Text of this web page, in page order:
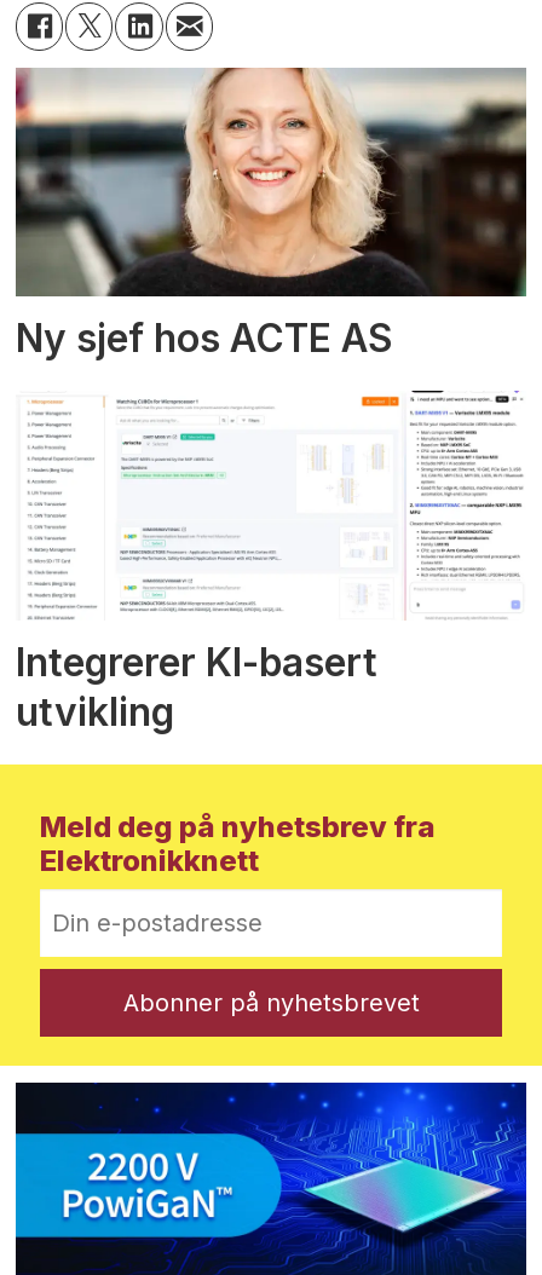
Ny sjef hos ACTE AS
Integrerer KI-basert
utvikling
Meld deg på nyhetsbrev fra
Elektronikknett